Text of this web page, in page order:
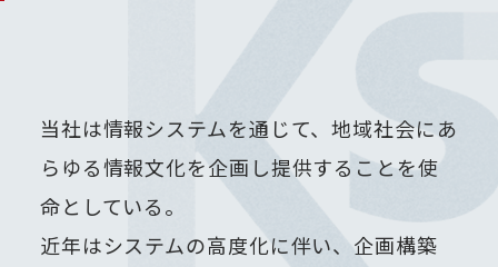
当社は情報システムを通じて、地域社会にあ
らゆる情報文化を企画し提供することを使
命としている。
近年はシステムの高度化に伴い、企画構築